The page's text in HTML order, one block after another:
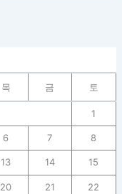
목 금 토
1
6 7 8
13 14 15
20 21 22